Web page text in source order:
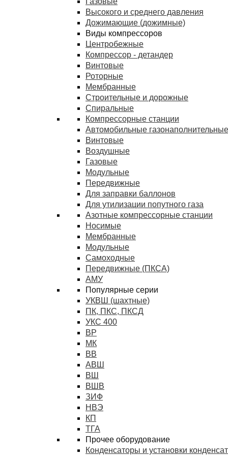
Высокого и среднего давления
Дожимающие (дожимные)
Виды компрессоров
Центробежные
Компрессор - детандер
Винтовые
Роторные
Мембранные
Строительные и дорожные
Спиральные
Компрессорные станции
Автомобильные
Винтовые
Воздушные
Газовые
Модульные
Передвижные
Для заправки баллонов
Для утилизации попутного газа
Азотные компрессорные станции
Носимые
Мембранные
Модульные
Самоходные
Передвижные (ПКСА)
АМУ
Популярные серии
УКВШ (шахтные)
ПК, ПКС, ПКСД
УКС 400
ВР
МК
ВВ
АВШ
ВШ
ВШВ
ЗИФ
НВЭ
КП
ТГА
Прочее оборудование
Конденсаторы и установки